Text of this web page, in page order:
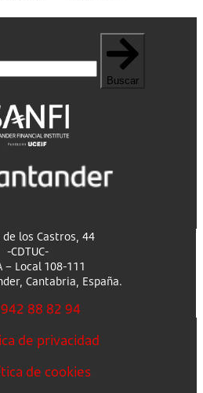
Buscar
de los Castros, 44
-CDTUC-
– Local 108-111
Cantabria, España.
88 82 94
de privacidad
de cookies